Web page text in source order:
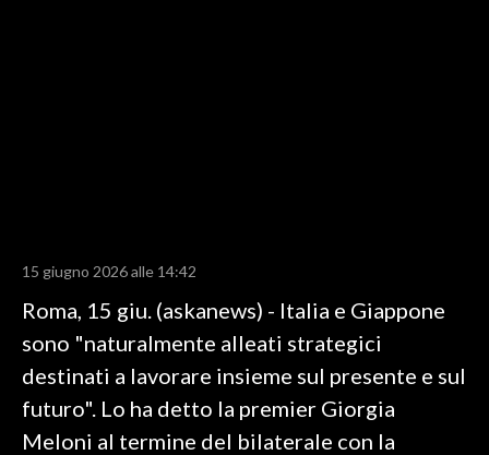
RISULTATI E CLASSIFICHE
CALCIO
CALCIO REGIONALE
BASKET
VOLLEY
MOTORI
15 giugno 2026 alle 14:42
Roma, 15 giu. (askanews) - Italia e Giappone
sono "naturalmente alleati strategici
destinati a lavorare insieme sul presente e sul
futuro". Lo ha detto la premier Giorgia
Meloni al termine del bilaterale con la